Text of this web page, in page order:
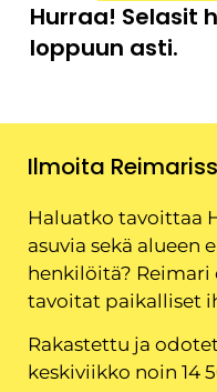
Hurraa! Selasit
loppuun asti.
Ilmoita
Haluatko tavoittaa
asuvia sekä alueen
henkilöitä? Reimari
tavoitat paikalliset
Rakastettu ja
keskiviikko noin 14